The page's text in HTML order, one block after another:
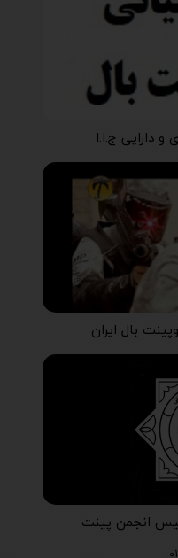
دارایی ج.ا.ا
بال ایران
انجمن پینت